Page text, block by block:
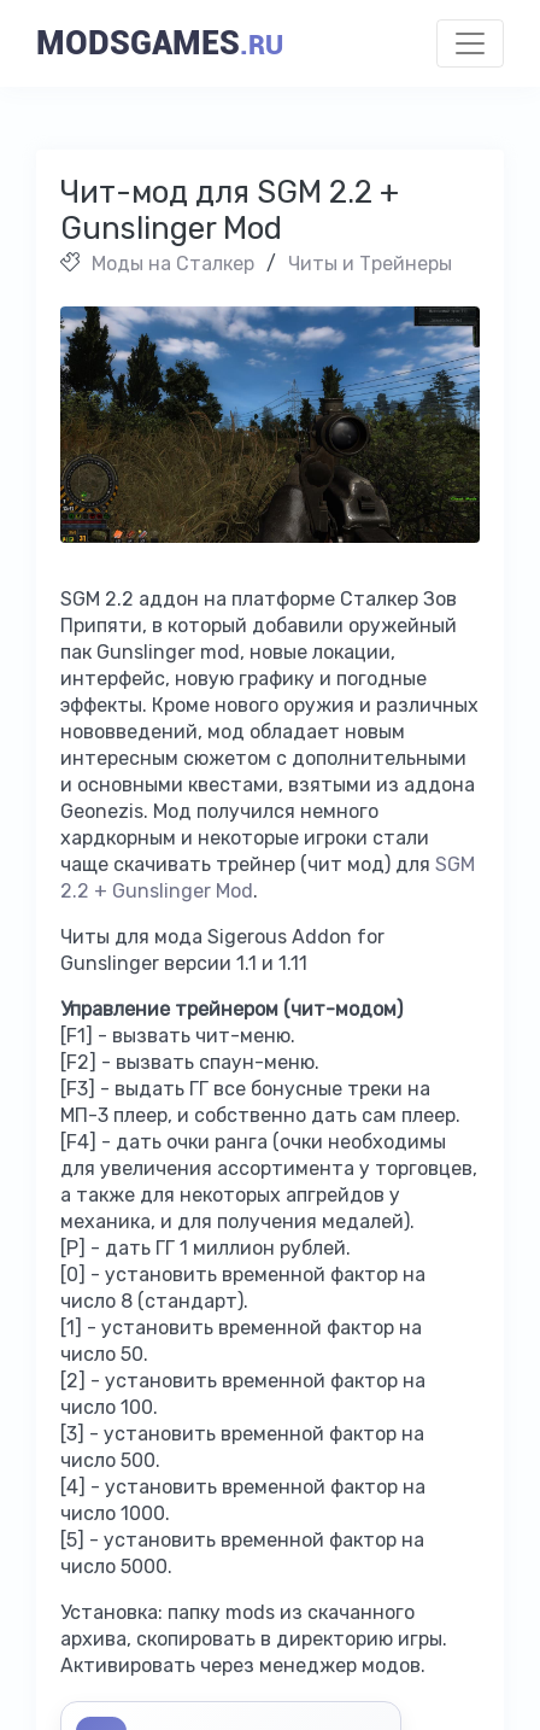
MODSGAMES.RU
Чит-мод для SGM 2.2 +
Gunslinger Mod
Моды на Cталкер / Читы и Трейнеры
SGM 2.2 аддон на платформе Сталкер Зов
Припяти, в который добавили оружейный
пак Gunslinger mod, новые локации,
интерфейс, новую графику и погодные
эффекты. Кроме нового оружия и различных
нововведений, мод обладает новым
интересным сюжетом с дополнительными
и основными квестами, взятыми из аддона
Geonezis. Мод получился немного
хардкорным и некоторые игроки стали
чаще скачивать трейнер (чит мод) для SGM
2.2 + Gunslinger Mod.
Читы для мода Sigerous Addon for
Gunslinger версии 1.1 и 1.11
Управление трейнером (чит-модом)
[F1] - вызвать чит-меню.
[F2] - вызвать спаун-меню.
[F3] - выдать ГГ все бонусные треки на
МП-3 плеер, и собственно дать сам плеер.
[F4] - дать очки ранга (очки необходимы
для увеличения ассортимента у торговцев,
а также для некоторых апгрейдов у
механика, и для получения медалей).
[P] - дать ГГ 1 миллион рублей.
[0] - установить временной фактор на
число 8 (стандарт).
[1] - установить временной фактор на
число 50.
[2] - установить временной фактор на
число 100.
[3] - установить временной фактор на
число 500.
[4] - установить временной фактор на
число 1000.
[5] - установить временной фактор на
число 5000.
Установка: папку mods из скачанного
архива, скопировать в директорию игры.
Активировать через менеджер модов.